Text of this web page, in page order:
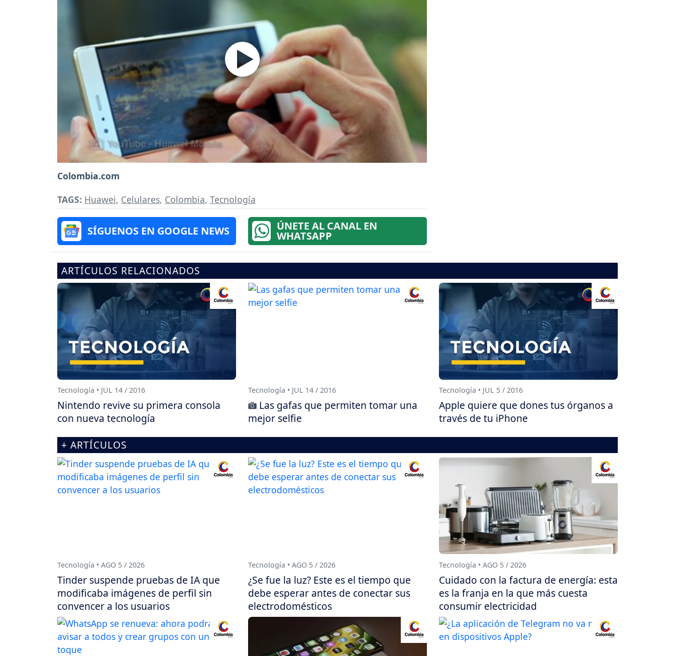
Colombia.com
TAGS: Huawei, Celulares, Colombia, Tecnología
SÍGUENOS EN GOOGLE NEWS ÚNETE AL CANAL EN
WHATSAPP
ARTÍCULOS RELACIONADOS
Tecnología • JUL 14 / 2016
Nintendo revive su primera consola
con nueva tecnología
Tecnología • JUL 14 / 2016
Las gafas que permiten tomar una
mejor selfie
Tecnología • JUL 5 / 2016
Apple quiere que dones tus órganos a
través de tu iPhone
+ ARTÍCULOS
Tecnología • AGO 5 / 2026
Tinder suspende pruebas de IA que
modificaba imágenes de perfil sin
convencer a los usuarios
Tecnología • AGO 5 / 2026
¿Se fue la luz? Este es el tiempo que
debe esperar antes de conectar sus
electrodomésticos
Tecnología • AGO 5 / 2026
Cuidado con la factura de energía: esta
es la franja en la que más cuesta
consumir electricidad